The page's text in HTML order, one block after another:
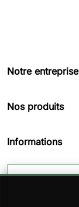
Notre entreprise
Nos produits
Informations